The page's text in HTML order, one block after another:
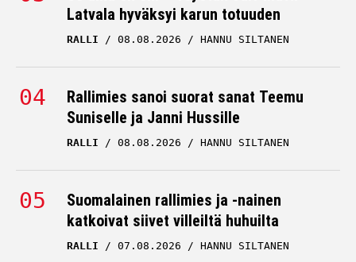
Latvala hyväksyi karun totuuden
RALLI 08.08.2026 HANNU SILTANEN
Rallimies sanoi suorat sanat Teemu
Suniselle ja Janni Hussille
RALLI 08.08.2026 HANNU SILTANEN
Suomalainen rallimies ja -nainen
katkoivat siivet villeiltä huhuilta
RALLI 07.08.2026 HANNU SILTANEN